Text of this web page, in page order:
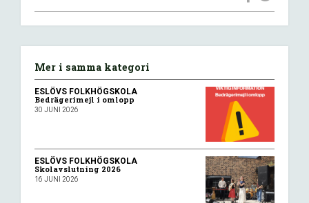
Mer i samma kategori
ESLÖVS FOLKHÖGSKOLA
Bedrägerimejl i omlopp
30 JUNI 2026
ESLÖVS FOLKHÖGSKOLA
Skolavslutning 2026
16 JUNI 2026